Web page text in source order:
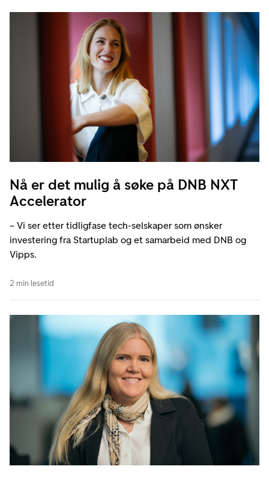
Nå er det mulig å søke på DNB NXT
Accelerator
– Vi ser etter tidligfase tech-selskaper som ønsker
investering fra Startuplab og et samarbeid med DNB og
Vipps.
2 min lesetid